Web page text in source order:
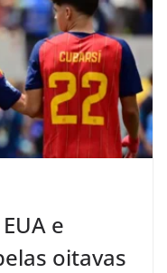
e
oitavas